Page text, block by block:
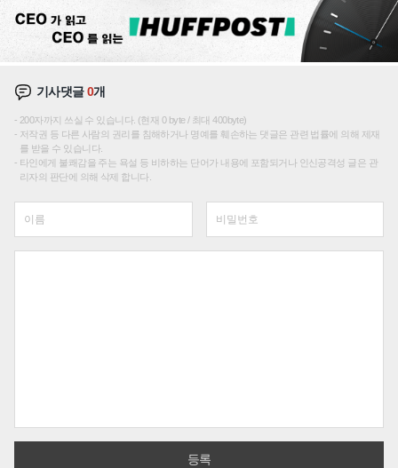
기사댓글0개
200자까지 쓰실 수 있습니다. (현재 0 byte / 최대 400byte)
저작권 등 다른 사람의 권리를 침해하거나 명예를 훼손하는 댓글은 관련 법률에 의해 제재
를 받을 수 있습니다.
타인에게 불쾌감을 주는 욕설 등 비하하는 단어가 내용에 포함되거나 인신공격성 글은 관
리자의 판단에 의해 삭제 합니다.